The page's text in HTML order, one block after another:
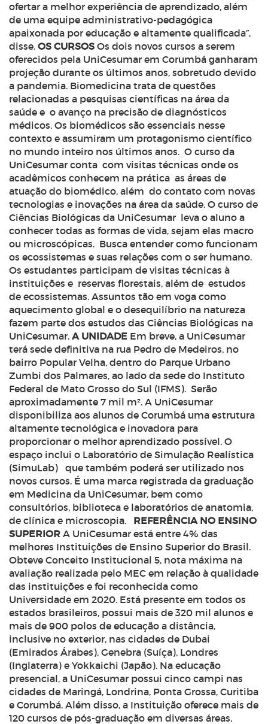
ofertar a melhor experiência de aprendizado, além
de uma equipe administrativo-pedagógica
apaixonada por educação e altamente qualificada”,
disse. OS CURSOS Os dois novos cursos a serem
oferecidos pela UniCesumar em Corumbá ganharam
projeção durante os últimos anos, sobretudo devido
a pandemia. Biomedicina trata de questões
relacionadas a pesquisas científicas na área da
saúde e o avanço na precisão de diagnósticos
médicos. Os biomédicos são essenciais nesse
contexto e assumiram um protagonismo científico
no mundo inteiro nos últimos anos. O curso da
UniCesumar conta com visitas técnicas onde os
acadêmicos conhecem na prática as áreas de
atuação do biomédico, além do contato com novas
tecnologias e inovações na área da saúde. O curso de
Ciências Biológicas da UniCesumar leva o aluno a
conhecer todas as formas de vida, sejam elas macro
ou microscópicas. Busca entender como funcionam
os ecossistemas e suas relações com o ser humano.
Os estudantes participam de visitas técnicas à
instituições e reservas florestais, além de estudos
de ecossistemas. Assuntos tão em voga como
aquecimento global e o desequilíbrio na natureza
fazem parte dos estudos das Ciências Biológicas na
UniCesumar. A UNIDADE Em breve, a UniCesumar
terá sede definitiva na rua Pedro de Medeiros, no
bairro Popular Velha, dentro do Parque Urbano
Zumbi dos Palmares, ao lado da sede do Instituto
Federal de Mato Grosso do Sul (IFMS). Serão
aproximadamente 7 mil m². A UniCesumar
disponibiliza aos alunos de Corumbá uma estrutura
altamente tecnológica e inovadora para
proporcionar o melhor aprendizado possível. O
espaço inclui o Laboratório de Simulação Realística
(SimuLab) que também poderá ser utilizado nos
novos cursos. É uma marca registrada da graduação
em Medicina da UniCesumar, bem como
consultórios, biblioteca e laboratórios de anatomia,
de clínica e microscopia. REFERÊNCIA NO ENSINO
SUPERIOR A UniCesumar está entre 4% das
melhores Instituições de Ensino Superior do Brasil.
Obteve Conceito Institucional 5, nota máxima na
avaliação realizada pelo MEC em relação à qualidade
das instituições e foi reconhecida como
Universidade em 2020. Está presente em todos os
estados brasileiros, possui mais de 320 mil alunos e
mais de 900 polos de educação a distância,
inclusive no exterior, nas cidades de Dubai
(Emirados Árabes), Genebra (Suíça), Londres
(Inglaterra) e Yokkaichi (Japão). Na educação
presencial, a UniCesumar possui cinco campi nas
cidades de Maringá, Londrina, Ponta Grossa, Curitiba
e Corumbá. Além disso, a Instituição oferece mais de
120 cursos de pós-graduação em diversas áreas,